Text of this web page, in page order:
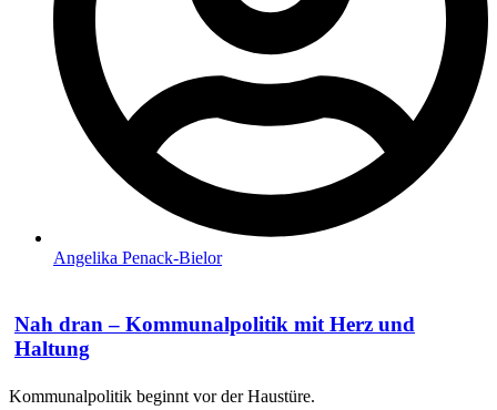
Angelika Penack-Bielor
Nah dran – Kommunalpolitik mit Herz und
Haltung
Kommunalpolitik beginnt vor der Haustüre.